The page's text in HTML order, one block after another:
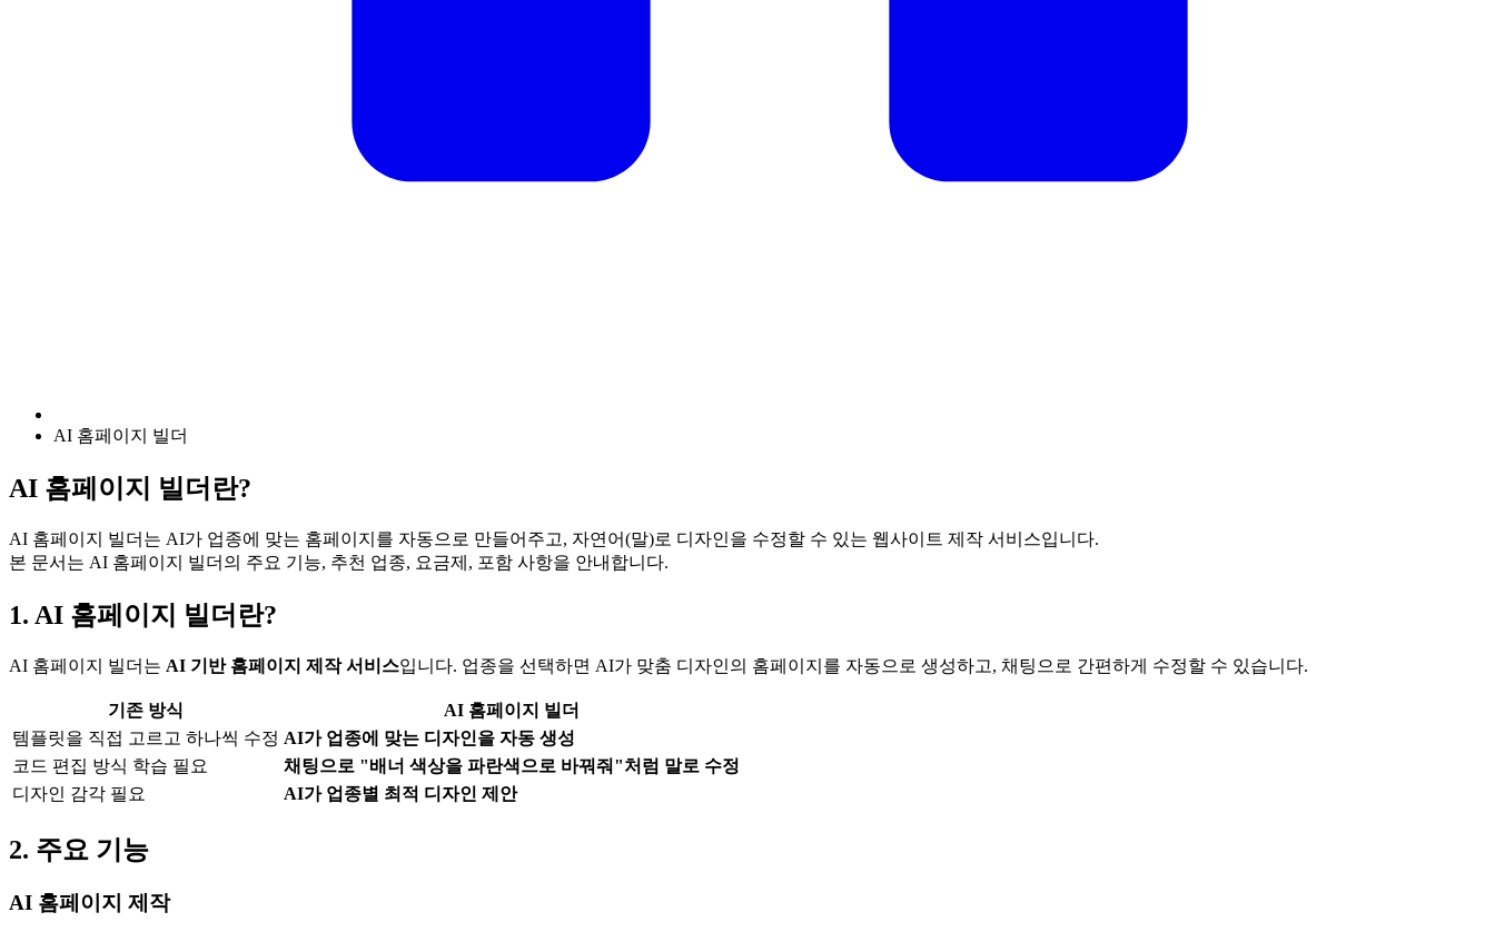
AI 홈페이지 빌더
AI 홈페이지 빌더란?
AI 홈페이지 빌더는 AI가 업종에 맞는 홈페이지를 자동으로 만들어주고, 자연어(말)로 디자인을 수정할 수 있는 웹사이트 제작 서비스입니다.
본 문서는 AI 홈페이지 빌더의 주요 기능, 추천 업종, 요금제, 포함 사항을 안내합니다.
1. AI 홈페이지 빌더란?
AI 홈페이지 빌더는 AI 기반 홈페이지 제작 서비스입니다. 업종을 선택하면 AI가 맞춤 디자인의 홈페이지를 자동으로 생성하고, 채팅으로 간편하게 수정할 수 있습니다.
기존 방식
AI 홈페이지 빌더
템플릿을 직접 고르고 하나씩 수정 AI가 업종에 맞는 디자인을 자동 생성
코드 편집 방식 학습 필요
채팅으로 "배너 색상을 파란색으로 바꿔줘"처럼 말로 수정
디자인 감각 필요
AI가 업종별 최적 디자인 제안
2. 주요 기능
AI 홈페이지 제작